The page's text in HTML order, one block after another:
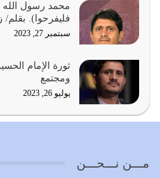
بحبل الله جميعاً وليس كل…
يوليو 22, 2026
يشاء ويذل من يشاء
يوليو 21, 2026
{إِنَّ الدِّينَ عِنْدَ اللَّهِ الْإسْلامُ}
محمد رسول الله
فليفرحوا). بقلم/
سبتمبر 27, 2023
ثورة الإمام
ومجتمع
يوليو 26, 2023
مـــن نـــحـــن